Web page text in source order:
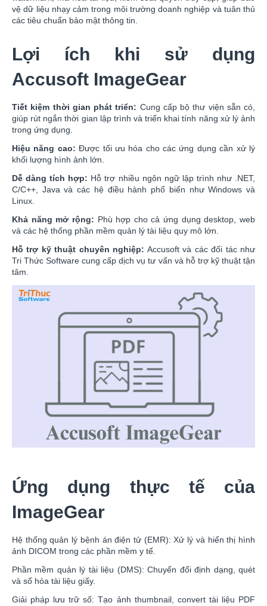
vệ dữ liệu nhạy cảm trong môi trường doanh nghiệp và tuân thủ
các tiêu chuẩn bảo mật thông tin.
Lợi ích khi sử dụng
Accusoft ImageGear
Tiết kiệm thời gian phát triển: Cung cấp bộ thư viện sẵn có,
giúp rút ngắn thời gian lập trình và triển khai tính năng xử lý ảnh
trong ứng dụng.
Hiệu năng cao: Được tối ưu hóa cho các ứng dụng cần xử lý
khối lượng hình ảnh lớn.
Dễ dàng tích hợp: Hỗ trợ nhiều ngôn ngữ lập trình như .NET,
C/C++, Java và các hệ điều hành phổ biến như Windows và
Linux.
Khả năng mở rộng: Phù hợp cho cả ứng dụng desktop, web
và các hệ thống phần mềm quản lý tài liệu quy mô lớn.
Hỗ trợ kỹ thuật chuyên nghiệp: Accusoft và các đối tác như
Tri Thức Software cung cấp dịch vụ tư vấn và hỗ trợ kỹ thuật tận
tâm.
Ứng dụng thực tế của
ImageGear
Hệ thống quản lý bệnh án điện tử (EMR): Xử lý và hiển thị hình
ảnh DICOM trong các phần mềm y tế.
Phần mềm quản lý tài liệu (DMS): Chuyển đổi định dạng, quét
và số hóa tài liệu giấy.
Giải pháp lưu trữ số: Tạo ảnh thumbnail, convert tài liệu PDF